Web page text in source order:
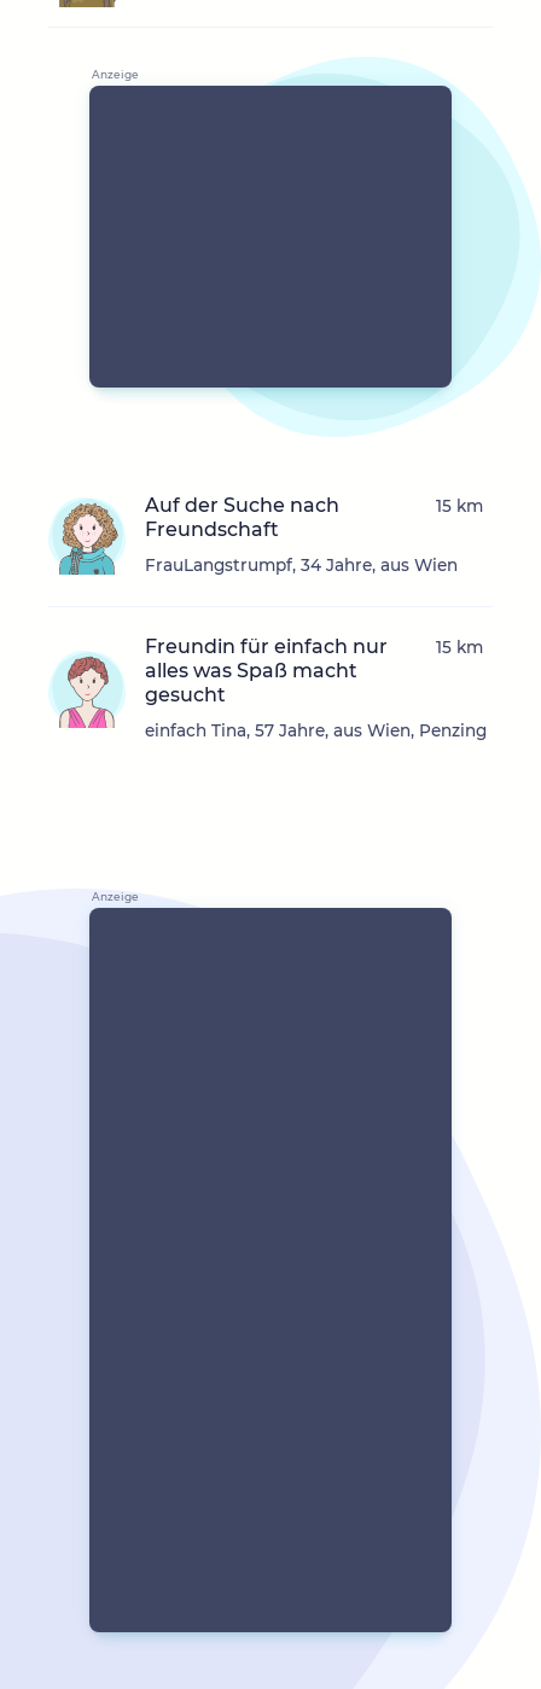
Auf der Suche nach
Freundschaft
FrauLangstrumpf, 34 Jahre, aus Wien
15 km
Freundin für einfach nur
alles was Spaß macht
gesucht
einfach Tina, 57 Jahre, aus Wien, Penzing
15 km